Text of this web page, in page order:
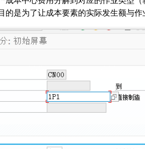
的是为了让成本要素的实际发生额与